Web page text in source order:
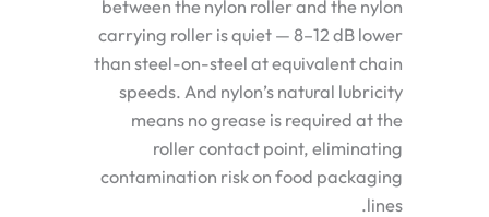
between the nylon roller and the nylon
carrying roller is quiet — 8–12 dB lower
than steel-on-steel at equivalent chain
speeds. And nylon’s natural lubricity
means no grease is required at the
roller contact point, eliminating
contamination risk on food packaging
lines.